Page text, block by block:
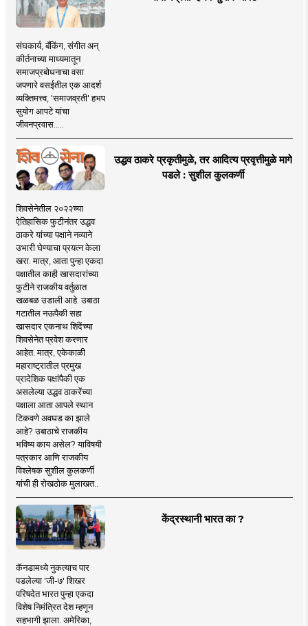
संघकार्य, बँकिंग, संगीत अन्
कीर्तनाच्या माध्यमातून
समाजप्रबोधनाचा वसा
जपणारे वसईतील एक आदर्श
व्यक्तिमत्त्व, 'समाजव्रती' हभप
सुयोग आपटे यांचा
जीवनप्रवास.....
उद्धव ठाकरे प्रकृतीमुळे, तर आदित्य प्रवृत्तीमुळे मागे
पडले : सुशील कुलकर्णी
शिवसेनेतील २०२२च्या
ऐतिहासिक फुटीनंतर उद्धव
ठाकरे यांच्या पक्षाने नव्याने
उभारी घेण्याचा प्रयत्न केला
खरा. मात्र, आता पुन्हा एकदा
पक्षातील काही खासदारांच्या
फुटीने राजकीय वर्तुळात
खळबळ उडाली आहे. उबाठा
गटातील नऊपैकी सहा
खासदार एकनाथ शिंदेंच्या
शिवसेनेत प्रवेश करणार
आहेत. मात्र, एकेकाळी
महाराष्ट्रातील प्रमुख
प्रादेशिक पक्षांपैकी एक
असलेल्या उद्धव ठाकरेंच्या
पक्षाला आता आपले स्थान
टिकवणे अवघड का झाले
आहे? उबाठाचे राजकीय
भविष्य काय असेल? याविषयी
पत्रकार आणि राजकीय
विश्लेषक सुशील कुलकर्णी
यांची ही रोखठोक मुलाखत..
केंद्रस्थानी भारत का ?
कॅनडामध्ये नुकत्याच पार
पडलेल्या 'जी-७' शिखर
परिषदेत भारत पुन्हा एकदा
विशेष निमंत्रित देश म्हणून
सहभागी झाला. अमेरिका,